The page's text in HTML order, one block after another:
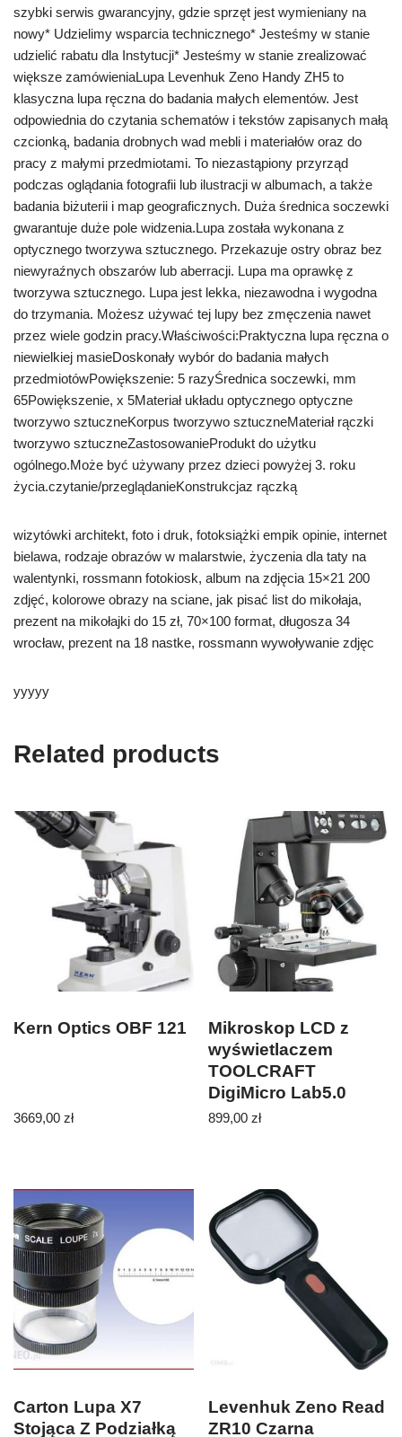
szybki serwis gwarancyjny, gdzie sprzęt jest wymieniany na
nowy* Udzielimy wsparcia technicznego* Jesteśmy w stanie
udzielić rabatu dla Instytucji* Jesteśmy w stanie zrealizować
większe zamówieniaLupa Levenhuk Zeno Handy ZH5 to
klasyczna lupa ręczna do badania małych elementów. Jest
odpowiednia do czytania schematów i tekstów zapisanych małą
czcionką, badania drobnych wad mebli i materiałów oraz do
pracy z małymi przedmiotami. To niezastąpiony przyrząd
podczas oglądania fotografii lub ilustracji w albumach, a także
badania biżuterii i map geograficznych. Duża średnica soczewki
gwarantuje duże pole widzenia.Lupa została wykonana z
optycznego tworzywa sztucznego. Przekazuje ostry obraz bez
niewyraźnych obszarów lub aberracji. Lupa ma oprawkę z
tworzywa sztucznego. Lupa jest lekka, niezawodna i wygodna
do trzymania. Możesz używać tej lupy bez zmęczenia nawet
przez wiele godzin pracy.Właściwości:Praktyczna lupa ręczna o
niewielkiej masieDoskonały wybór do badania małych
przedmiotówPowiększenie: 5 razyŚrednica soczewki, mm
65Powiększenie, x 5Materiał układu optycznego optyczne
tworzywo sztuczneKorpus tworzywo sztuczneMateriał rączki
tworzywo sztuczneZastosowanieProdukt do użytku
ogólnego.Może być używany przez dzieci powyżej 3. roku
życia.czytanie/przeglądanieKonstrukcjaz rączką
wizytówki architekt, foto i druk, fotoksiążki empik opinie, internet
bielawa, rodzaje obrazów w malarstwie, życzenia dla taty na
walentynki, rossmann fotokiosk, album na zdjęcia 15×21 200
zdjęć, kolorowe obrazy na sciane, jak pisać list do mikołaja,
prezent na mikołajki do 15 zł, 70×100 format, długosza 34
wrocław, prezent na 18 nastke, rossmann wywoływanie zdjęc
yyyyy
Related products
Kern Optics OBF 121
3669,00 zł
Mikroskop LCD z
wyświetlaczem
TOOLCRAFT
DigiMicro Lab5.0
899,00zł
Carton Lupa X7
Stojąca Z Podziałką
Levenhuk Zeno Read
ZR10 Сzarna